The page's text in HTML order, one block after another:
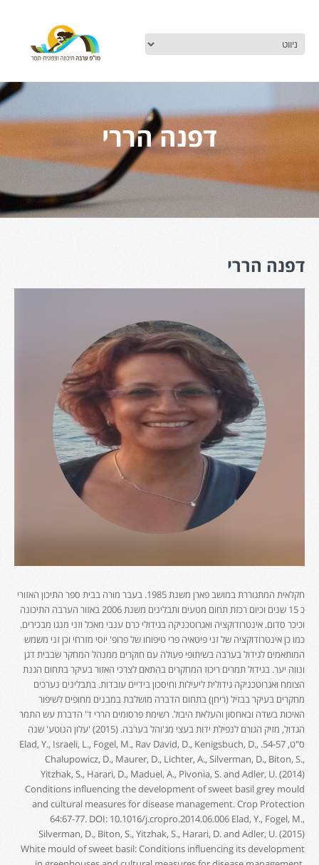
דפנה הררי
דפנה הררי
חקלאית המתגוררת במושב פארן משנת 1985. בעבר מורה בבית ספר התיכון האזורי
כ 15 שנים וכיום רכזת תחום מטעים ותבלינים משנת 2006 באזור הערבה התיכונה
וכיכר סדום. אינטרודוקציה ואגרוטכניקה בגידולי כרם ענבי מאכל וזני מנגו מבכירים.
כמו כן אינטרודוקציה של זני פיטאיה פרי טיפוחו של פרופ' יוסי מזרחי וכן זני משמש
המותאמים לגידול בערבה בשיתופי פעולה עם חוקרים ממנהל המחקר שבבית דגן
ונווה יער. בגידול תמרים ריכוז המחקרים בהתאם לצרכי האזור בעיקר בתחום הגנת
הצומח ואגרוטכניקה גידולית ליעילות וחיסכון בידיים עובדות. בתבלינים נערכים
מחקרים בעיקר בבזיל (ריחן) בתחום הדברה מושלבת במבנים מחופים לשיפור
האיכות בשדה ובאחסון והעלאת היבול. רשימת פרסומים הררי ד' הדברת עש התמר
הגדול, מזיק הגורם לנפילת ידות בעצי מג'והל בערבה. (2015) 'עלון הנוטע' שנה
ס"ט, 54-57. Elad, Y., Israeli, L., Fogel, M., Rav David, D., Kenigsbuch, D.,
Chalupowicz, D., Maurer, D., Lichter, A., Silverman, D., Biton, S.,
Yitzhak, S., Harari, D., Maduel, A., Pivonia, S. and Adler, U. (2014)
Conditions influencing the development of sweet basil grey mould
and cultural measures for disease management. Crop Protection
64:67-77. DOI: 10.1016/j.cropro.2014.06.006 Elad, Y., Fogel, M.,
Silverman, D., Biton, S., Yitzhak, S., Harari, D. and Adler, U. (2015)
White mould of sweet basil: Conditions influencing its development